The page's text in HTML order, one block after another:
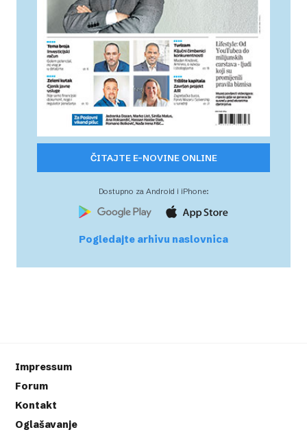
ČITAJTE E-NOVINE ONLINE
Dostupno za Android i iPhone:
Pogledajte arhivu naslovnica
Impressum
Forum
Kontakt
Oglašavanje